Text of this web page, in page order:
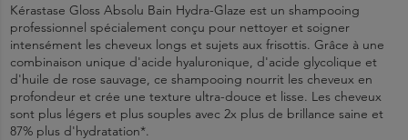
Kérastase Gloss Absolu Bain Hydra-Glaze est un shampooing
professionnel spécialement conçu pour nettoyer et soigner
intensément les cheveux longs et sujets aux frisottis. Grâce à une
combinaison unique d'acide hyaluronique, d'acide glycolique et
d'huile de rose sauvage, ce shampooing nourrit les cheveux en
profondeur et crée une texture ultra-douce et lisse. Les cheveux
sont plus légers et plus souples avec 2x plus de brillance saine et
87% plus d'hydratation*.